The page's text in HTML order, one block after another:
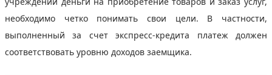
необходимо четко понимать свои цели. В частности,
выполненный за счет экспресс-кредита платеж должен
соответствовать уровню доходов заемщика.